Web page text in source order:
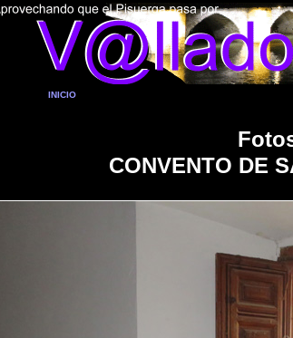
INICIO
CONVENTO DE